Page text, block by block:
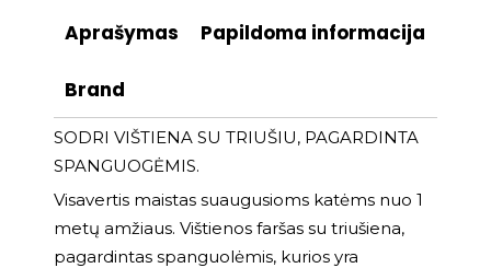
Aprašymas Papildoma informacija
Brand
SODRI VIŠTIENA SU TRIUŠIU, PAGARDINTA
SPANGUOGĖMIS.
Visavertis maistas suaugusioms katėms nuo 1
metų amžiaus. Vištienos faršas su triušiena,
pagardintas spanguolėmis, kurios yra